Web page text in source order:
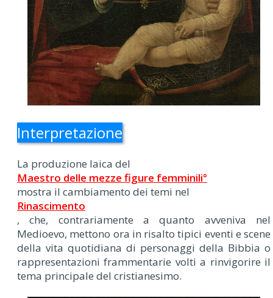
Interpretazione
La produzione laica del
Maestro delle mezze figure femminili°
mostra il cambiamento dei temi nel
Rinascimento
, che, contrariamente a quanto avveniva nel
Medioevo, mettono ora in risalto tipici eventi e scene
della vita quotidiana di personaggi della Bibbia o
rappresentazioni frammentarie volti a rinvigorire il
tema principale del cristianesimo.